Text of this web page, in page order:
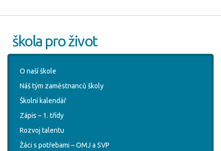
škola pro život
O naší škole
Náš tým zaměstnanců školy
Školní kalendář
Zápis – 1. třídy
Rozvoj talentu
Žáci s potřebami – OMJ a SVP